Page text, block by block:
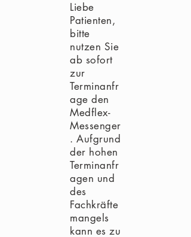
Liebe
Patienten,
bitte
nutzen Sie
ab sofort
zur
Terminanfr
age den
Medflex-
Messenger
. Aufgrund
der hohen
Terminanfr
agen und
des
Fachkräfte
mangels
kann es zu